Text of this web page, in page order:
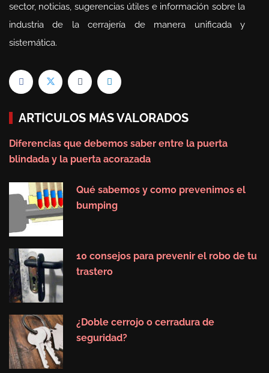
sector, noticias, sugerencias útiles e información sobre la
industria de la cerrajería de manera unificada y
sistemática.
ARTÍCULOS MÁS VALORADOS
Diferencias que debemos saber entre la puerta
blindada y la puerta acorazada
Qué sabemos y como prevenimos el
bumping
10 consejos para prevenir el robo de tu
trastero
¿Doble cerrojo o cerradura de
seguridad?